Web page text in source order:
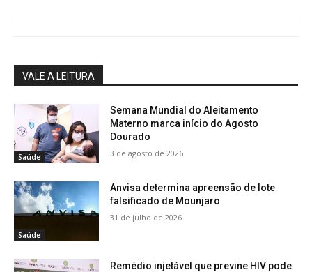
VALE A LEITURA
Saúde
Semana Mundial do Aleitamento
Materno marca início do Agosto
Dourado
3 de agosto de 2026
Saúde
Anvisa determina apreensão de lote
falsificado de Mounjaro
31 de julho de 2026
Remédio injetável que previne HIV pode